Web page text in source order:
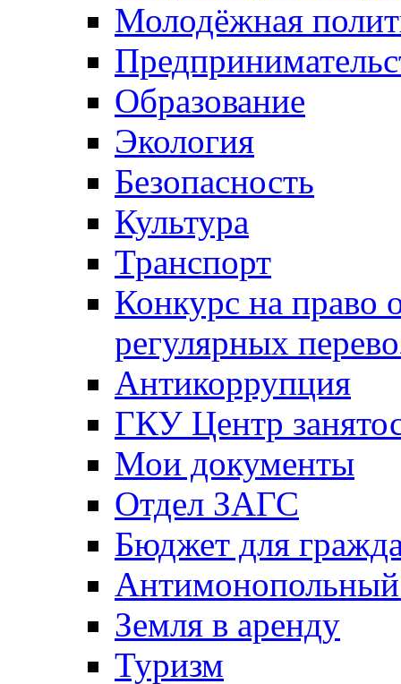
Молодёжная
Образование
Экология
Безопасность
Культура
Транспорт
Конкурс на право
регулярных
Антикоррупция
ГКУ Центр
Мои документы
Отдел ЗАГС
Бюджет для
Антимонопольный
Земля в аренду
Туризм